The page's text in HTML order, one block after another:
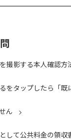
撮影する本人確認方
をタップしたら「既
ん
して公共料金の領収